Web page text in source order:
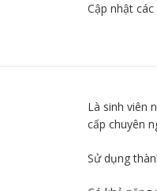
Cập nhật
Là sinh viên
cấp chuyên
Sử dụng